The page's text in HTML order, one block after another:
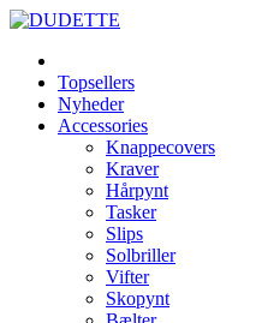
Topsellers
Nyheder
Accessories
Knappecovers
Kraver
Hårpynt
Tasker
Slips
Solbriller
Vifter
Skopynt